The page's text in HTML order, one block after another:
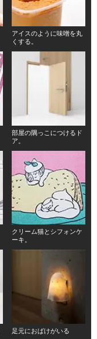
アイスのように味噌を丸
くする。
部屋の隅っこにつけるド
ア。
クリーム猫とシフォンケ
ーキ。
足元におばけがいる